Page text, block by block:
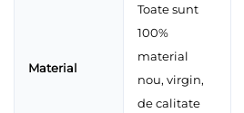
Material
Toate sunt
100%
material
nou, virgin,
de calitate